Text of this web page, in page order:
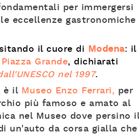
per immergersi
eccellenze gastronomiche
il cuore di
Modena: il
Grande, dichiarati
nel 1997.
è il Museo Enzo Ferrari, per
più famoso e amato al
nel Museo dove persino
un'auto da corsa gialla che